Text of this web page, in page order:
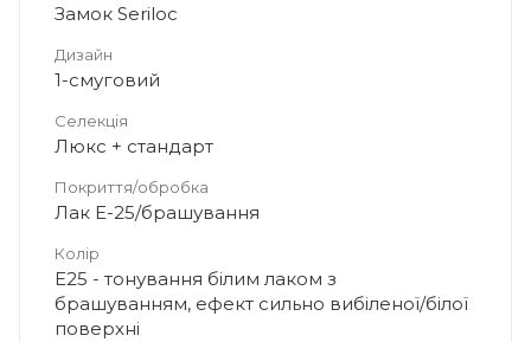
Замок Seriloc
Дизайн
1-смуговий
Селекція
Люкс + стандарт
Покриття/обробка
Лак E-25/брашування
Колір
Е25 - тонування білим лаком з
брашуванням, ефект сильно вибіленої/білої
поверхні